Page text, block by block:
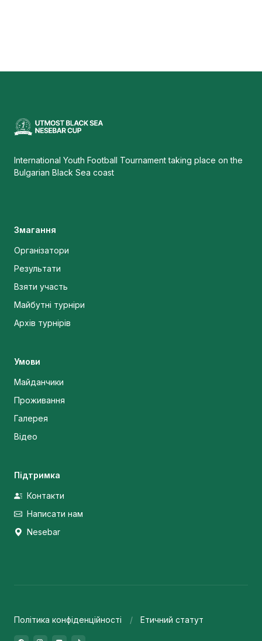
International Youth Football Tournament taking place on the
Bulgarian Black Sea coast
Змагання
Організатори
Результати
Взяти участь
Майбутні турніри
Архів турнірів
Умови
Майданчики
Проживання
Галерея
Відео
Підтримка
Контакти
Написати нам
Nesebar
Політика конфіденційності Етичний статут